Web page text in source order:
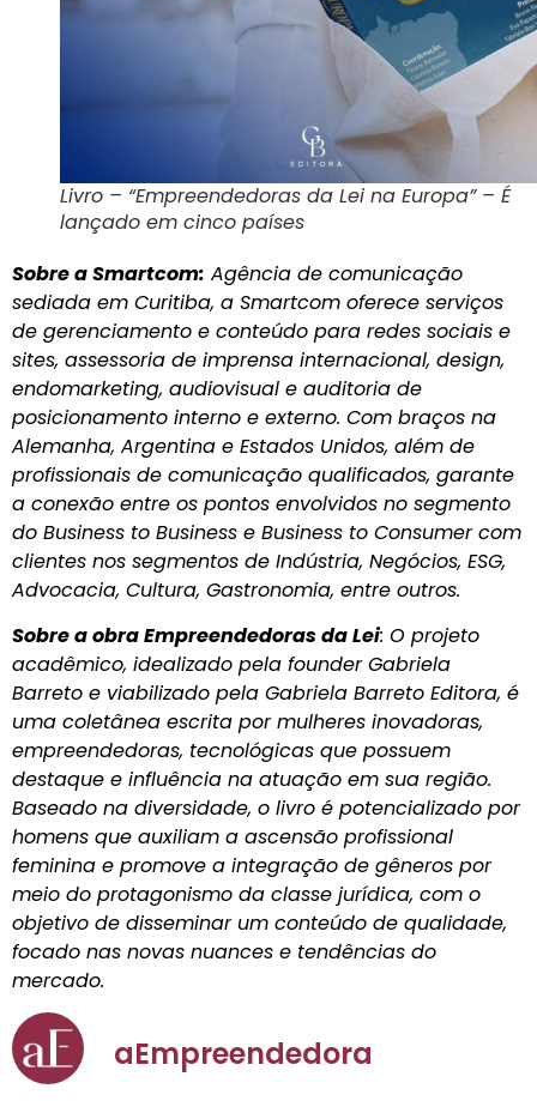
Livro – “Empreendedoras da Lei na Europa” – É
lançado em cinco países
Sobre a Smartcom: Agência de comunicação
sediada em Curitiba, a Smartcom oferece serviços
de gerenciamento e conteúdo para redes sociais e
sites, assessoria de imprensa internacional, design,
endomarketing, audiovisual e auditoria de
posicionamento interno e externo. Com braços na
Alemanha, Argentina e Estados Unidos, além de
profissionais de comunicação qualificados, garante
a conexão entre os pontos envolvidos no segmento
do Business to Business e Business to Consumer com
clientes nos segmentos de Indústria, Negócios, ESG,
Advocacia, Cultura, Gastronomia, entre outros.
Sobre a obra Empreendedoras da Lei: O projeto
acadêmico, idealizado pela founder Gabriela
Barreto e viabilizado pela Gabriela Barreto Editora, é
uma coletânea escrita por mulheres inovadoras,
empreendedoras, tecnológicas que possuem
destaque e influência na atuação em sua região.
Baseado na diversidade, o livro é potencializado por
homens que auxiliam a ascensão profissional
feminina e promove a integração de gêneros por
meio do protagonismo da classe jurídica, com o
objetivo de disseminar um conteúdo de qualidade,
focado nas novas nuances e tendências do
mercado.
aEmpreendedora